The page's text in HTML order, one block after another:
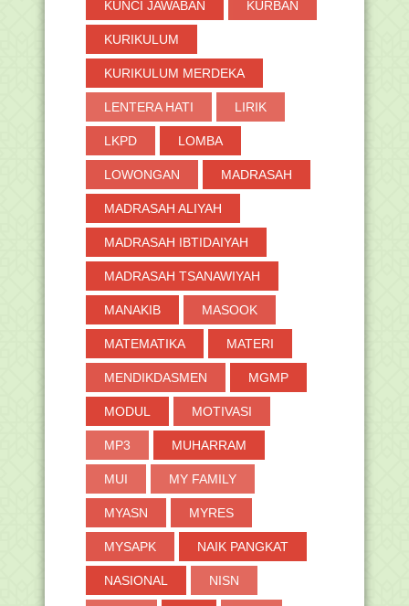
KUNCI JAWABAN KURBAN
KURIKULUM
KURIKULUM MERDEKA
LENTERA HATI LIRIK
LKPD LOMBA
LOWONGAN MADRASAH
MADRASAH ALIYAH
MADRASAH IBTIDAIYAH
MADRASAH TSANAWIYAH
MANAKIB MASOOK
MATEMATIKA MATERI
MENDIKDASMEN MGMP
MODUL MOTIVASI
MP3 MUHARRAM
MUI MY FAMILY
MYASN MYRES
MYSAPK NAIK PANGKAT
NASIONAL NISN